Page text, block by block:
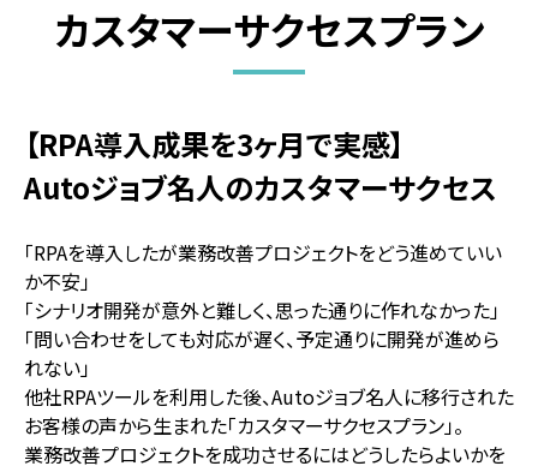
カスタマーサクセスプラン
【RPA導入成果を3ヶ月で実感】
Autoジョブ名人のカスタマーサクセス
「RPAを導入したが業務改善プロジェクトをどう進めていい
か不安」
「シナリオ開発が意外と難しく、思った通りに作れなかった」
「問い合わせをしても対応が遅く、予定通りに開発が進めら
れない」
他社RPAツールを利用した後、Autoジョブ名人に移行された
お客様の声から生まれた「カスタマーサクセスプラン」。
業務改善プロジェクトを成功させるにはどうしたらよいかを